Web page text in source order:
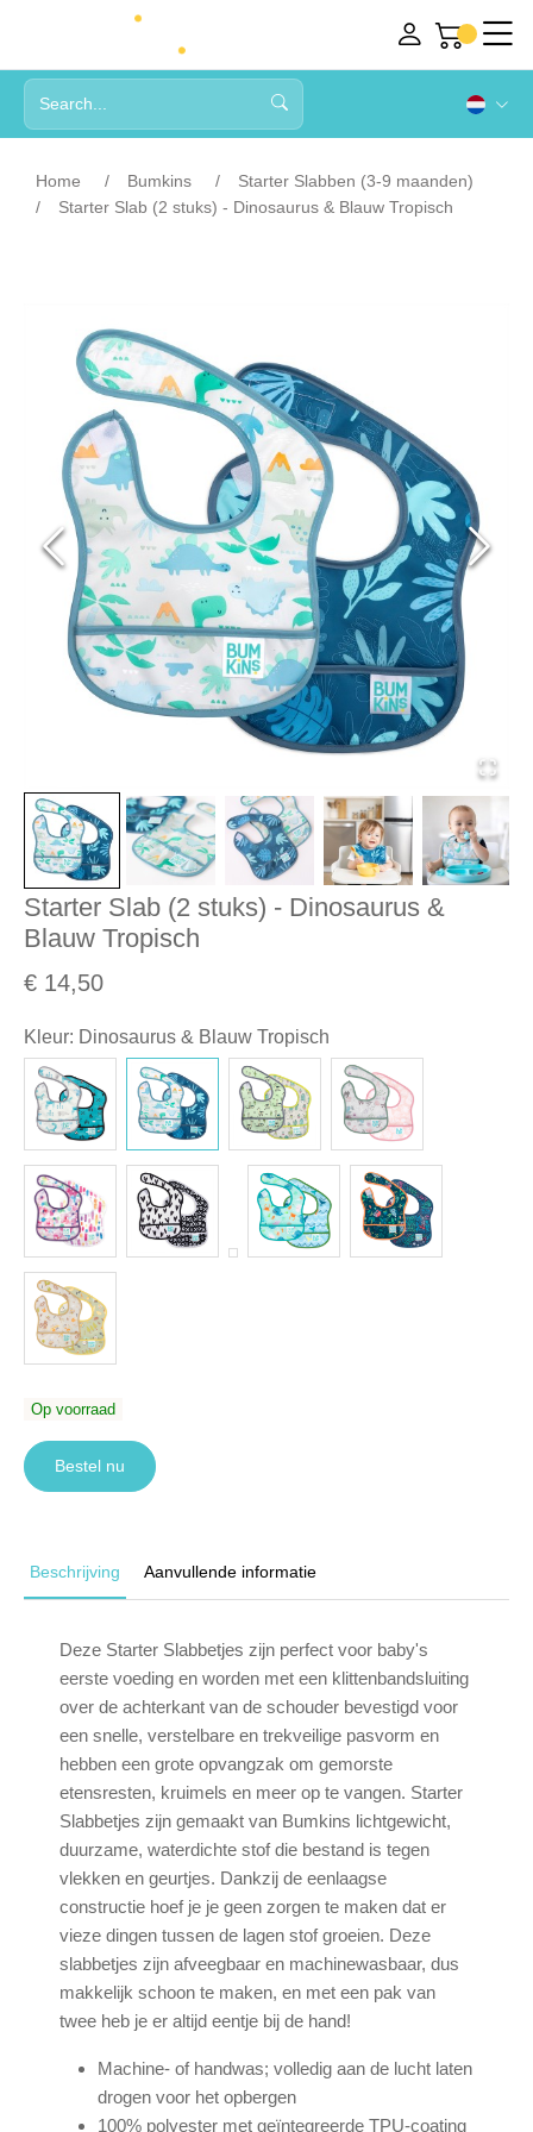
Home Bumkins
Starter Slabben (3-9 maanden)
Starter Slab (2 stuks) - Dinosaurus & Blauw Tropisch
Starter Slab (2 stuks) - Dinosaurus &
Blauw Tropisch
€ 14,50
Kleur: Dinosaurus & Blauw Tropisch
Op voorraad
Bestel nu
Beschrijving Aanvullende informatie
Deze Starter Slabbetjes zijn perfect voor baby's
eerste voeding en worden met een klittenbandsluiting
over de achterkant van de schouder bevestigd voor
een snelle, verstelbare en trekveilige pasvorm en
hebben een grote opvangzak om gemorste
etensresten, kruimels en meer op te vangen. Starter
Slabbetjes zijn gemaakt van Bumkins lichtgewicht,
duurzame, waterdichte stof die bestand is tegen
vlekken en geurtjes. Dankzij de eenlaagse
constructie hoef je je geen zorgen te maken dat er
vieze dingen tussen de lagen stof groeien. Deze
slabbetjes zijn afveegbaar en machinewasbaar, dus
makkelijk schoon te maken, en met een pak van
twee heb je er altijd eentje bij de hand!
Machine- of handwas; volledig aan de lucht laten
drogen voor het opbergen
100% polyester met geïntegreerde TPU-coating